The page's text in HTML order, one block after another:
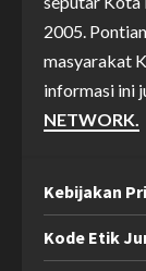
2005.
masyarakat
informasi ini
NETWORK.
Kebijakan
Kode Etik